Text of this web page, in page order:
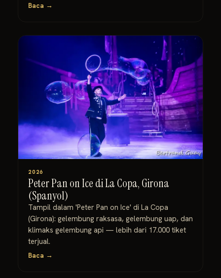
Baca →
2026
Peter Pan on Ice di La Copa, Girona
(Spanyol)
Tampil dalam 'Peter Pan on Ice' di La Copa
(Girona): gelembung raksasa, gelembung uap, dan
klimaks gelembung api — lebih dari 17.000 tiket
terjual.
Baca →